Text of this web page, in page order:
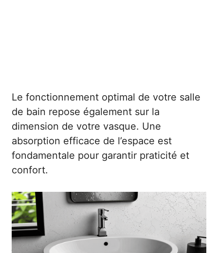
Le fonctionnement optimal de votre salle
de bain repose également sur la
dimension de votre vasque. Une
absorption efficace de l’espace est
fondamentale pour garantir praticité et
confort.